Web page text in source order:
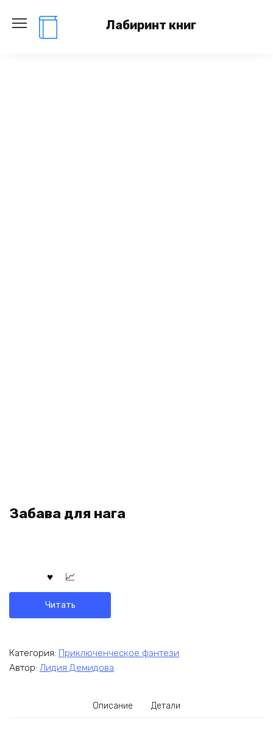
содержанию
Лабиринт книг
Забава для нага
Читать
Категория: Приключенческое фэнтези
Автор: Лидия Демидова
Описание Детали